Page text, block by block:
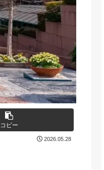
コピー
2026.05.28